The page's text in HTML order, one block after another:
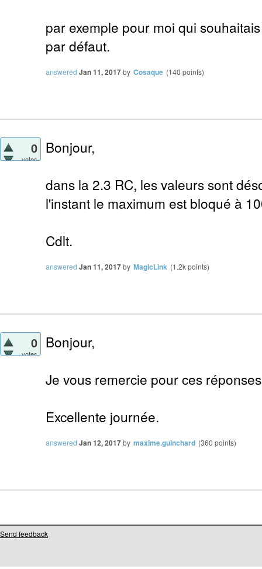
par exemple pour moi qui
par défaut.
answered Jan 11, 2017by Cosaque (140 points)
0
votes
Bonjour,
dans la 2.3 RC, les valeurs sont
l'instant le maximum est bloqué à
Cdlt.
answered Jan 11, 2017by MagicLink (1.2kpoints)
0
votes
Bonjour,
Je vous remercie pour ces
Excellente journée.
answered Jan 12, 2017by maxime.guinchard (360 points)
Send feedback